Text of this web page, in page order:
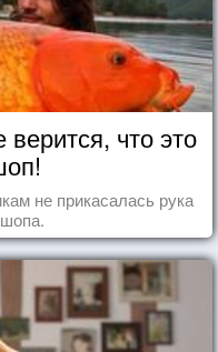
что это
не прикасалась рука